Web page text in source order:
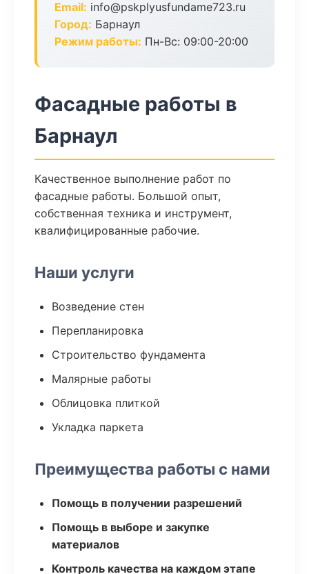
Email: info@pskplyusfundame723.ru
Город: Барнаул
Режим работы: Пн-Вс: 09:00-20:00
Фасадные работы в
Барнаул
Качественное выполнение работ по
фасадные работы. Большой опыт,
собственная техника и инструмент,
квалифицированные рабочие.
Наши услуги
Возведение стен
Перепланировка
Строительство фундамента
Малярные работы
Облицовка плиткой
Укладка паркета
Преимущества работы с нами
Помощь в получении разрешений
Помощь в выборе и закупке
материалов
Контроль качества на каждом этапе